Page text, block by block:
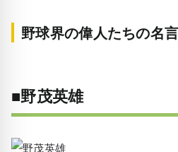
野球界の偉人たちの名言
■野茂英雄